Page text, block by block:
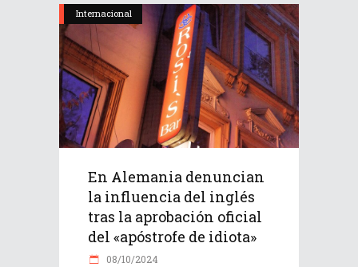
Internacional
En Alemania denuncian
la influencia del inglés
tras la aprobación oficial
del «apóstrofe de idiota»
08/10/2024